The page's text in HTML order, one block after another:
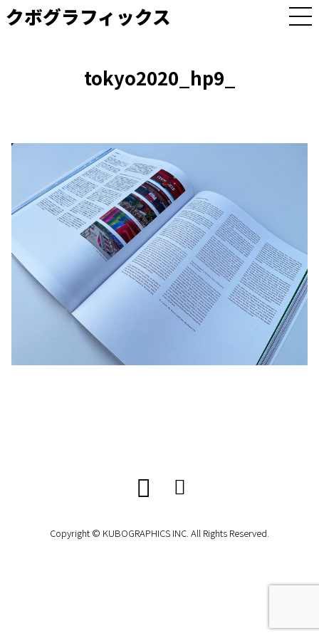
クボグラフィックス
M
E
tokyo2020_hp9_
Copyright © KUBOGRAPHICS INC. All Rights Reserved.